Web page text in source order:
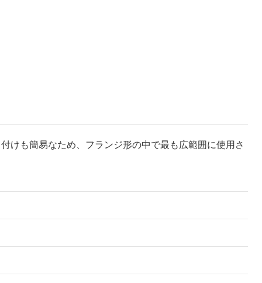
けも簡易なため、フランジ形の中で最も広範囲に使用さ